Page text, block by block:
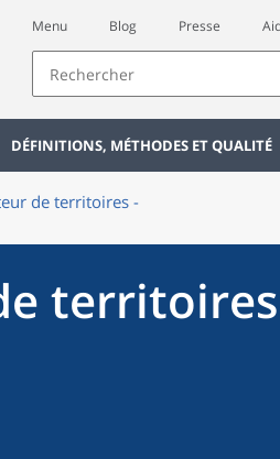
Menu Blog Presse
DÉFINITIONS, MÉTHODES ET QUALITÉ
de territoires -
territoires